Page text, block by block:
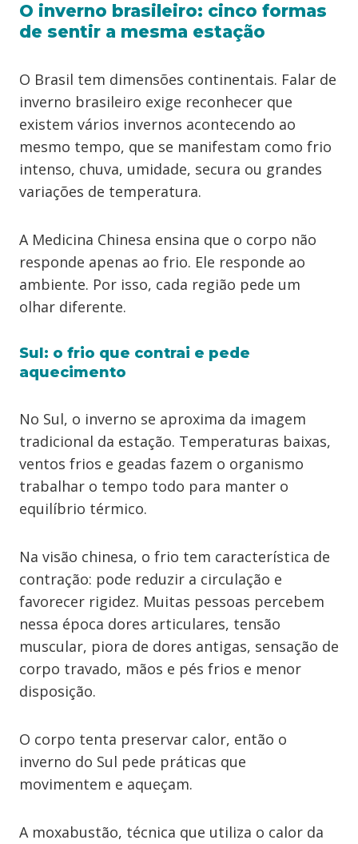
O inverno brasileiro: cinco formas
de sentir a mesma estação
O Brasil tem dimensões continentais. Falar de
inverno brasileiro exige reconhecer que
existem vários invernos acontecendo ao
mesmo tempo, que se manifestam como frio
intenso, chuva, umidade, secura ou grandes
variações de temperatura.
A Medicina Chinesa ensina que o corpo não
responde apenas ao frio. Ele responde ao
ambiente. Por isso, cada região pede um
olhar diferente.
Sul: o frio que contrai e pede
aquecimento
No Sul, o inverno se aproxima da imagem
tradicional da estação. Temperaturas baixas,
ventos frios e geadas fazem o organismo
trabalhar o tempo todo para manter o
equilíbrio térmico.
Na visão chinesa, o frio tem característica de
contração: pode reduzir a circulação e
favorecer rigidez. Muitas pessoas percebem
nessa época dores articulares, tensão
muscular, piora de dores antigas, sensação de
corpo travado, mãos e pés frios e menor
disposição.
O corpo tenta preservar calor, então o
inverno do Sul pede práticas que
movimentem e aqueçam.
A moxabustão, técnica que utiliza o calor da